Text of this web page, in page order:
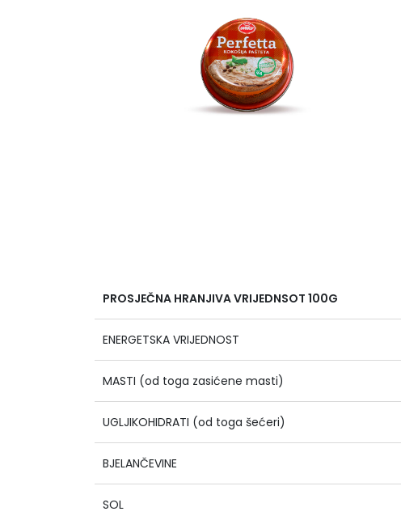
PROSJEČNA HRANJIVA VRIJEDNSOT 100G
ENERGETSKA VRIJEDNOST
MASTI (od toga zasićene masti)
UGLJIKOHIDRATI (od toga šećeri)
BJELANČEVINE
SOL